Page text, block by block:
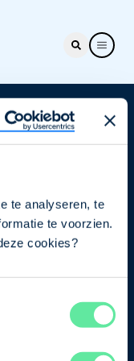
te analyseren, te
te voorzien.
cookies?